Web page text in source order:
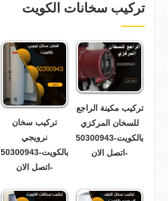
تركيب سخانات الكويت
تركيب مكينة الراجع
للسخان المركزي
بالكويت-50300943
-اتصل الان
تركيب سخان
نرويجي
بالكويت-50300943
-اتصل الان